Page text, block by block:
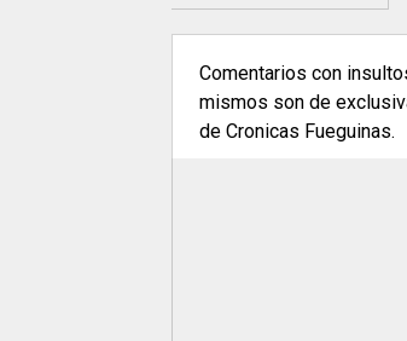
Comentarios con
mismos son de
de Cronicas Fueguinas.